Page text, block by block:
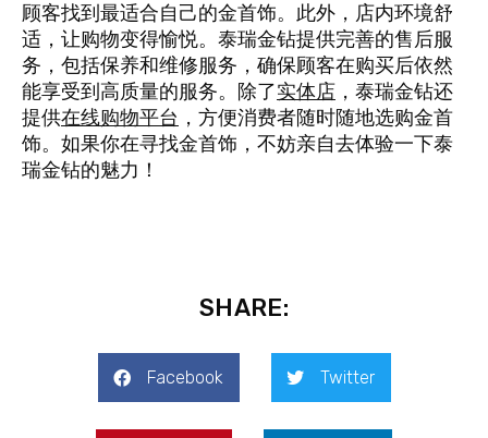
顾客找到最适合自己的金首饰。此外，店内环境舒
适，让购物变得愉悦。泰瑞金钻提供完善的售后服
务，包括保养和维修服务，确保顾客在购买后依然
能享受到高质量的服务。除了实体店 ，泰瑞金钻还
提供在线购物平台 ，方便消费者随时随地选购金首
饰。如果你在寻找金首饰，不妨亲自去体验一下泰
瑞金钻的魅力！
SHARE:
Facebook Twitter